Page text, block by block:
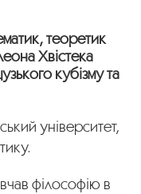
теоретик
Хвістека
кубізму та
університет,
філософію в